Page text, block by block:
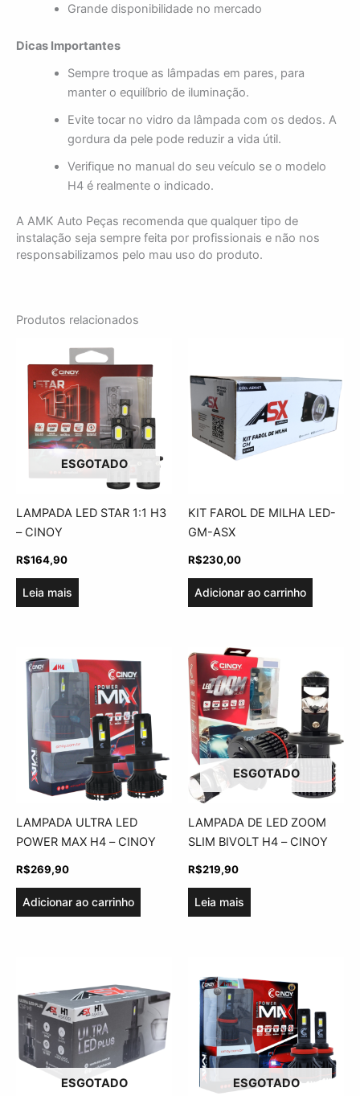
Grande disponibilidade no mercado
Dicas Importantes
Sempre troque as lâmpadas em pares, para
manter o equilíbrio de iluminação.
Evite tocar no vidro da lâmpada com os dedos. A
gordura da pele pode reduzir a vida útil.
Verifique no manual do seu veículo se o modelo
H4 é realmente o indicado.
A AMK Auto Peças recomenda que qualquer tipo de
instalação seja sempre feita por profissionais e não nos
responsabilizamos pelo mau uso do produto.
Produtos relacionados
ESGOTADO
LAMPADA LED STAR 1:1 H3
– CINOY
R$164,90
Leia mais
KIT FAROL DE MILHA LED-
GM-ASX
R$230,00
Adicionar ao carrinho
LAMPADA ULTRA LED
POWER MAX H4 – CINOY
R$269,90
Adicionar ao carrinho
ESGOTADO
LAMPADA DE LED ZOOM
SLIM BIVOLT H4 – CINOY
R$219,90
Leia mais
ESGOTADO ESGOTADO